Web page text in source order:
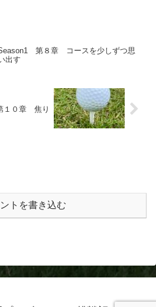
第８章 コースを少しずつ思
出す
１０章 焦り
トを書き込む